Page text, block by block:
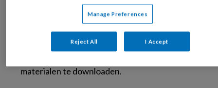
symboolfiguren. Er staat duidelijk omschreven
hoe te handelen, wanneer de behandeling
stagneert, er worden adviezen gegeven voor
procesdiagnostiek, maar ook via een website
materialen te downloaden.
Manage Preferences
Reject All I Accept